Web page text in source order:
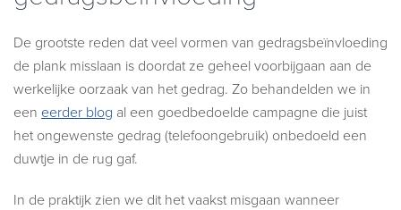
De grootste reden dat veel vormen van gedragsbeïnvloeding
de plank misslaan is doordat ze geheel voorbijgaan aan de
werkelijke oorzaak van het gedrag. Zo behandelden we in
een eerder blog al een goedbedoelde campagne die juist
het ongewenste gedrag (telefoongebruik) onbedoeld een
duwtje in de rug gaf.
In de praktijk zien we dit het vaakst misgaan wanneer